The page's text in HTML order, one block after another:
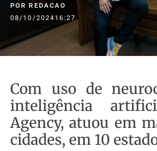
POR REDACAO
08/10/2024 16:27
Com uso de
inteligência
Agency, atuou em
cidades, em 10